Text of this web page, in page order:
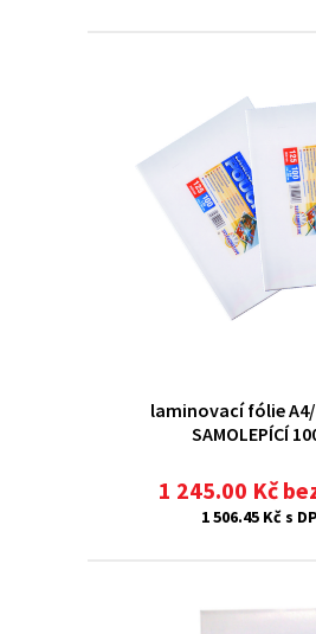
laminovací fólie
SAMOLEPÍCÍ
1 245.00 Kč
1 506.45 Kč s